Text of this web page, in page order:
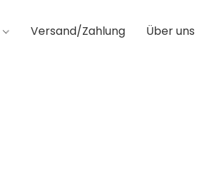
Versand/Zahlung Über uns